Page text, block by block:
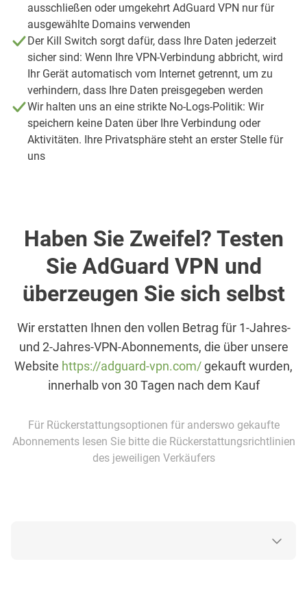
ausschließen oder umgekehrt AdGuard VPN nur für
ausgewählte Domains verwenden
Der Kill Switch sorgt dafür, dass Ihre Daten jederzeit
sicher sind: Wenn Ihre VPN-Verbindung abbricht, wird
Ihr Gerät automatisch vom Internet getrennt, um zu
verhindern, dass Ihre Daten preisgegeben werden
Wir halten uns an eine strikte No-Logs-Politik: Wir
speichern keine Daten über Ihre Verbindung oder
Aktivitäten. Ihre Privatsphäre steht an erster Stelle für
uns
Haben Sie Zweifel? Testen
Sie AdGuard VPN und
überzeugen Sie sich selbst
Wir erstatten Ihnen den vollen Betrag für 1-Jahres-
und 2-Jahres-VPN-Abonnements, die über unsere
Website https://adguard-vpn.com/gekauft wurden,
innerhalb von 30 Tagen nach dem Kauf
Für Rückerstattungsoptionen für anderswo gekaufte
Abonnements lesen Sie bitte die Rückerstattungsrichtlinien
des jeweiligen Verkäufers